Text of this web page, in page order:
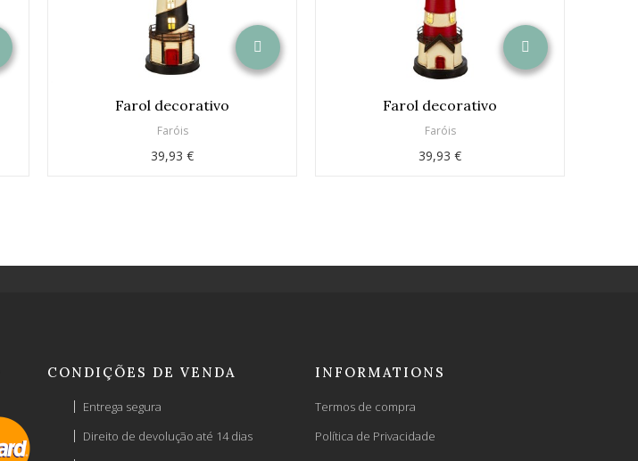
Farol decorativo
Faróis
39,93 €
Farol decorativo
Faróis
39,93 €
CONDIÇÕES DE VENDA
Entrega segura
Direito de devolução até 14 dias
INFORMATIONS
Termos de compra
Política de Privacidade